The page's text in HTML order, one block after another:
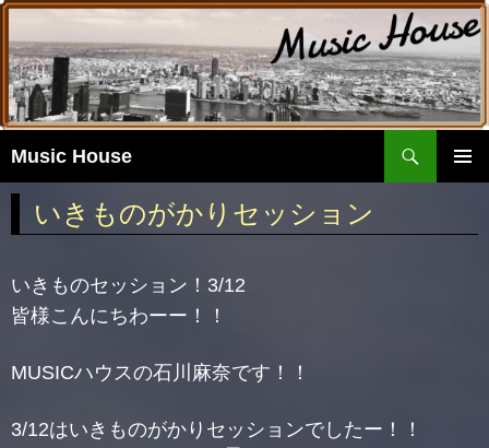
Music House
検
ンメ
ン
へ
移
いきものがかりセッション
いきものセッション！3/12
皆様こんにちわーー！！
MUSICハウスの石川麻奈です！！
3/12はいきものがかりセッションでしたー！！